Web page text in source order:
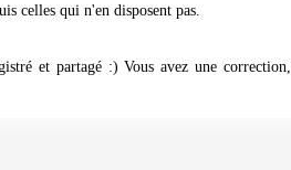
celles qui n'en disposent pas.
et partagé :) Vous avez une